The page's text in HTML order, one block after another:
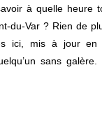
à quelle heure
du-Var ? Rien de
ici, mis à jour
sans